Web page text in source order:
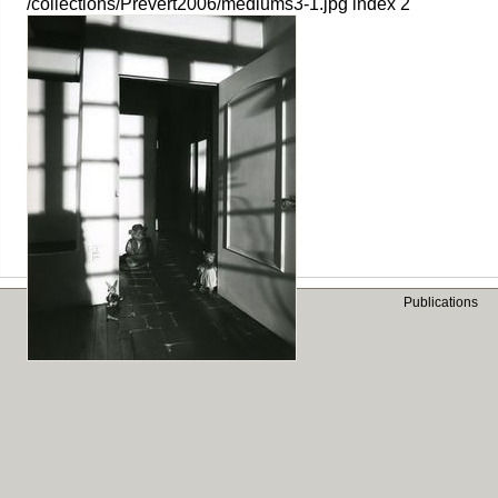
/collections/Prevert2006/mediums3-1.jpg index 2
Publications